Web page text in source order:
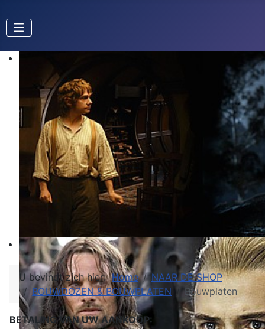
U bevindt zich hier:Home
NAAR DE SHOP
BOUWDOZEN & BOUWPLATEN
Bouwplaten
BETALING VAN UW AANKOOP: